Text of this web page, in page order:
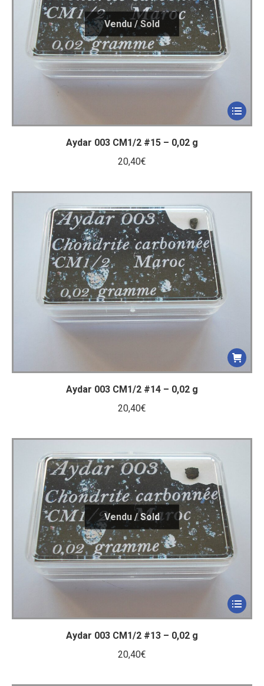
Aydar 003 CM1/2 #15 – 0,02 g
20,40€
Aydar 003 CM1/2 #14 – 0,02 g
20,40€
Aydar 003 CM1/2 #13 – 0,02 g
20,40€